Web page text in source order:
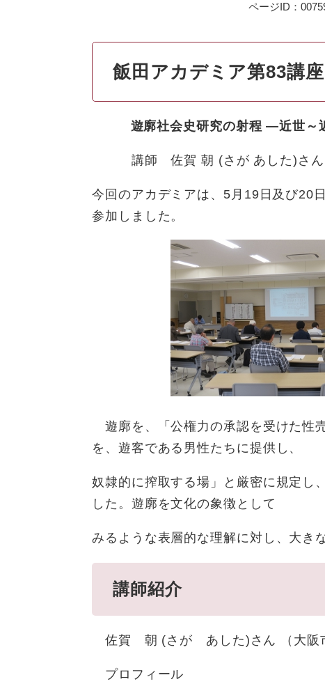
ページID：
飯田アカデミア第83講
遊廓社会史研究の射程 ―近世～
講師 佐賀 朝 (さが あした)さん （
今回のアカデミアは、5月19日及び20
参加しました。
遊廓を、「公権力の承認を受けた性
を、遊客である男性たちに提供し、
奴隷的に搾取する場」と厳密に規定し
した。遊廓を文化の象徴として
みるような表層的な理解に対し、大き
講師紹介
佐賀 朝 (さが あした)さん （大阪市
プロフィール